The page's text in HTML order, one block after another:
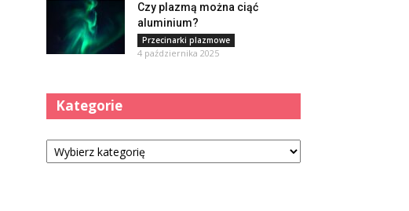
Czy plazmą można ciąć
aluminium?
Przecinarki plazmowe
4 października 2025
Kategorie
Kategorie